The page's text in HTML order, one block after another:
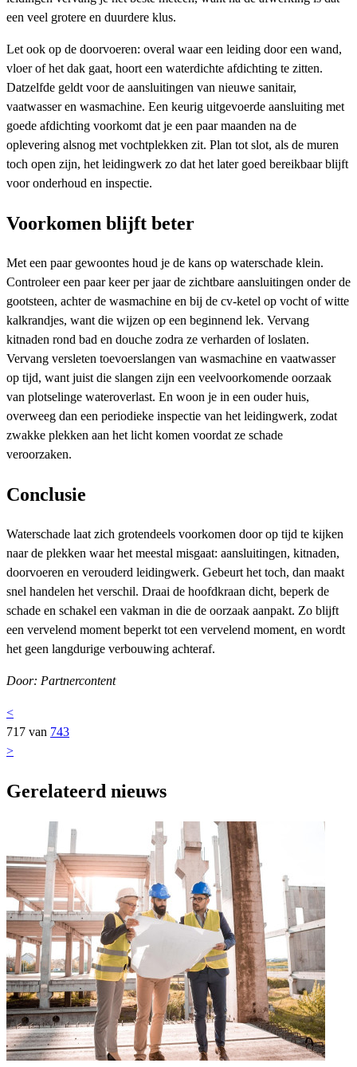
een veel grotere en duurdere klus.
Let ook op de doorvoeren: overal waar een leiding door een wand,
vloer of het dak gaat, hoort een waterdichte afdichting te zitten.
Datzelfde geldt voor de aansluitingen van nieuwe sanitair,
vaatwasser en wasmachine. Een keurig uitgevoerde aansluiting met
goede afdichting voorkomt dat je een paar maanden na de
oplevering alsnog met vochtplekken zit. Plan tot slot, als de muren
toch open zijn, het leidingwerk zo dat het later goed bereikbaar blijft
voor onderhoud en inspectie.
Voorkomen blijft beter
Met een paar gewoontes houd je de kans op waterschade klein.
Controleer een paar keer per jaar de zichtbare aansluitingen onder de
gootsteen, achter de wasmachine en bij de cv-ketel op vocht of witte
kalkrandjes, want die wijzen op een beginnend lek. Vervang
kitnaden rond bad en douche zodra ze verharden of loslaten.
Vervang versleten toevoerslangen van wasmachine en vaatwasser
op tijd, want juist die slangen zijn een veelvoorkomende oorzaak
van plotselinge wateroverlast. En woon je in een ouder huis,
overweeg dan een periodieke inspectie van het leidingwerk, zodat
zwakke plekken aan het licht komen voordat ze schade
veroorzaken.
Conclusie
Waterschade laat zich grotendeels voorkomen door op tijd te kijken
naar de plekken waar het meestal misgaat: aansluitingen, kitnaden,
doorvoeren en verouderd leidingwerk. Gebeurt het toch, dan maakt
snel handelen het verschil. Draai de hoofdkraan dicht, beperk de
schade en schakel een vakman in die de oorzaak aanpakt. Zo blijft
een vervelend moment beperkt tot een vervelend moment, en wordt
het geen langdurige verbouwing achteraf.
Door: Partnercontent
<
717 van 743
>
Gerelateerd nieuws